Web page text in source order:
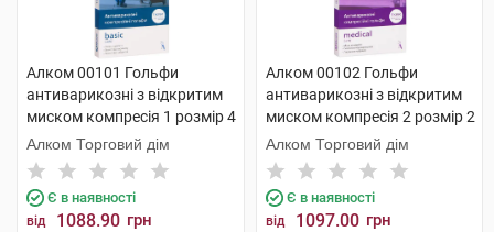
Алком 00101 Гольфи
антиварикозні з відкритим
миском компресія 1 розмір 4
бежевий 1 пара
Алком Торговий дім
Є в наявності
від 1088.90 грн
Алком 00102 Гольфи
антиварикозні з відкритим
миском компресія 2 розмір 2
бежевий 1 пара
Алком Торговий дім
Є в наявності
від 1097.00 грн